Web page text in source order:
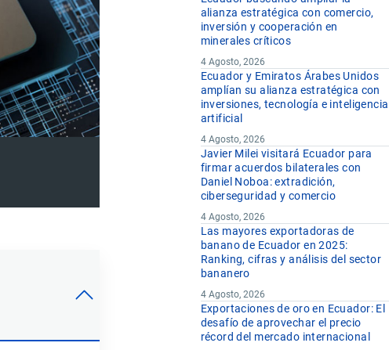
alianza estratégica con comercio,
inversión y cooperación en
minerales críticos
4 Agosto, 2026
Ecuador y Emiratos Árabes Unidos
amplían su alianza estratégica con
inversiones, tecnología e inteligencia
artificial
4 Agosto, 2026
Javier Milei visitará Ecuador para
firmar acuerdos bilaterales con
Daniel Noboa: extradición,
ciberseguridad y comercio
4 Agosto, 2026
Las mayores exportadoras de
banano de Ecuador en 2025:
Ranking, cifras y análisis del sector
bananero
4 Agosto, 2026
Exportaciones de oro en Ecuador: El
desafío de aprovechar el precio
récord del mercado internacional